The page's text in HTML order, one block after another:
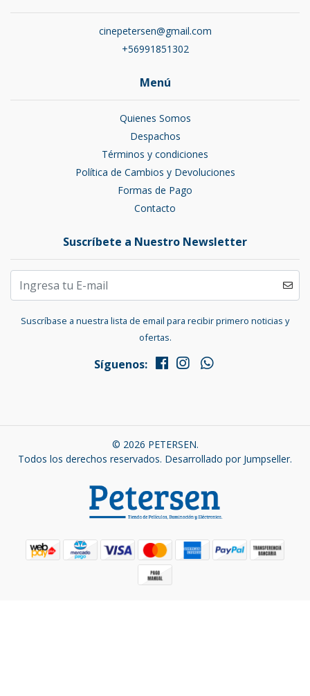
cinepetersen@gmail.com
+56991851302
Menú
Quienes Somos
Despachos
Términos y condiciones
Política de Cambios y Devoluciones
Formas de Pago
Contacto
Suscríbete a Nuestro Newsletter
Suscríbase a nuestra lista de email para recibir primero noticias y
ofertas.
Síguenos:
© 2026 PETERSEN.
Todos los derechos reservados. Desarrollado por Jumpseller.